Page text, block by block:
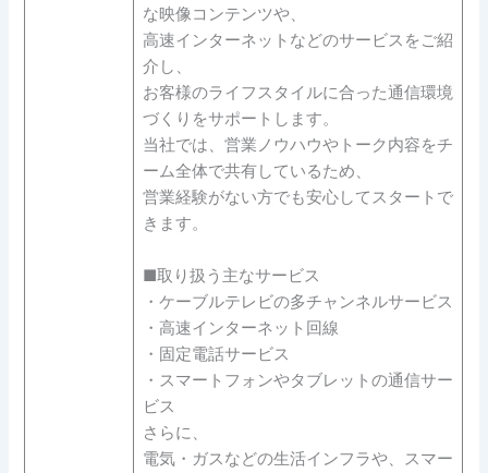
な映像コンテンツや、
高速インターネットなどのサービスをご紹
介し、
お客様のライフスタイルに合った通信環境
づくりをサポートします。
当社では、営業ノウハウやトーク内容をチ
ーム全体で共有しているため、
営業経験がない方でも安心してスタートで
きます。
■取り扱う主なサービス
・ケーブルテレビの多チャンネルサービス
・高速インターネット回線
・固定電話サービス
・スマートフォンやタブレットの通信サー
ビス
さらに、
電気・ガスなどの生活インフラや、スマー